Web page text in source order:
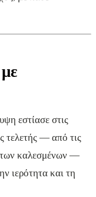
εστίασε στις
τελετής — από τις
των καλεσμένων —
ιερότητα και τη